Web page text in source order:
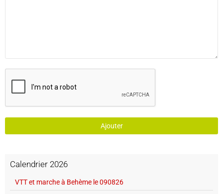
Ajouter
Calendrier 2026
VTT et marche à Behème le 090826